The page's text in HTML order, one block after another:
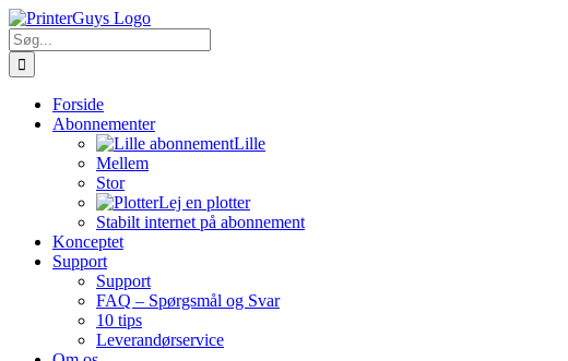
Skip
to
content
Søg
efter:
Forside
Abonnementer
Lille
Mellem
Stor
Lej en plotter
Stabilt internet på abonnement
Konceptet
Support
Support
FAQ – Spørgsmål og Svar
10 tips
Leverandørservice